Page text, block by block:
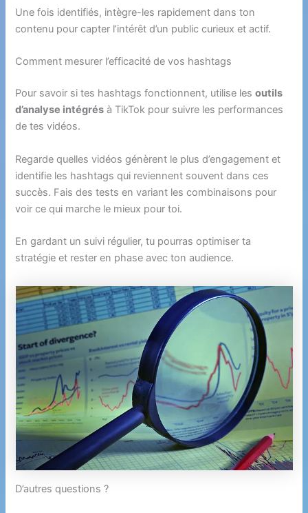
Une fois identifiés, intègre-les rapidement dans ton
contenu pour capter l’intérêt d’un public curieux et actif.
Comment mesurer l’efficacité de vos hashtags
Pour savoir si tes hashtags fonctionnent, utilise lesoutils
d’analyse intégrés à TikTok pour suivre les performances
de tes vidéos.
Regarde quelles vidéos génèrent le plus d’engagement et
identifie les hashtags qui reviennent souvent dans ces
succès. Fais des tests en variant les combinaisons pour
voir ce qui marche le mieux pour toi.
En gardant un suivi régulier, tu pourras optimiser ta
stratégie et rester en phase avec ton audience.
D’autres questions ?